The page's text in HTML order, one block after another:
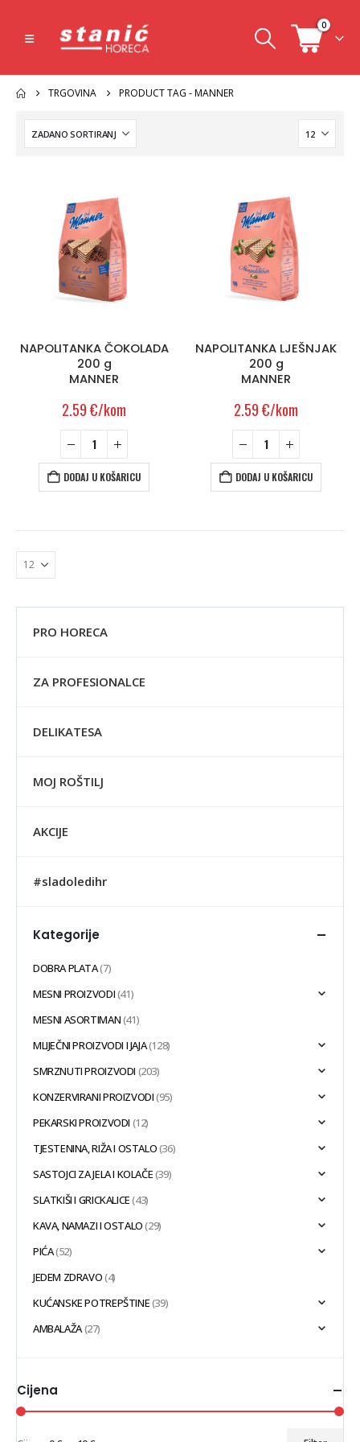
0
TRGOVINA PRODUCT TAG -MANNER
NAPOLITANKA ČOKOLADA
200 g
MANNER
2.59€/kom
DODAJ U KOŠARICU
NAPOLITANKA LJEŠNJAK
200 g
MANNER
2.59€/kom
DODAJ U KOŠARICU
PRO HORECA
ZA PROFESIONALCE
DELIKATESA
MOJ ROŠTILJ
AKCIJE
#sladoledihr
Kategorije
DOBRA PLATA(7)
MESNI PROIZVODI(41)
MESNI ASORTIMAN(41)
MLIJEČNI PROIZVODI I JAJA(128)
SMRZNUTI PROIZVODI (203)
KONZERVIRANI PROIZVODI(95)
PEKARSKI PROIZVODI (12)
TJESTENINA, RIŽA I OSTALO(36)
SASTOJCI ZA JELA I KOLAČE(39)
SLATKIŠI I GRICKALICE(43)
KAVA, NAMAZI I OSTALO(29)
PIĆA(52)
JEDEM ZDRAVO(4)
KUĆANSKE POTREPŠTINE(39)
AMBALAŽA(27)
Cijena